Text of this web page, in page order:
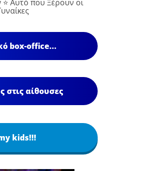
Αυτό που Ξέρουν οι
box-office...
στις αίθουσες
kids!!!